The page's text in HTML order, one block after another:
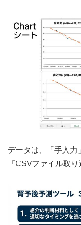
データは、「手入力
「CSVファイル取